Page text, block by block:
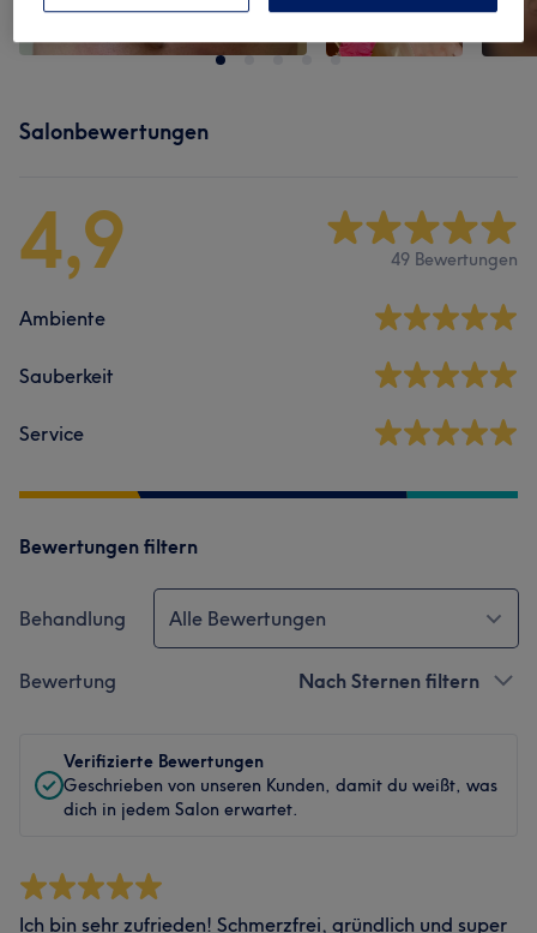
Salonbewertungen
4,9 49 Bewertungen
Ambiente
Sauberkeit
Service
Bewertungen filtern
Behandlung Alle Bewertungen
Bewertung Nach Sternen filtern
Verifizierte Bewertungen
Geschrieben von unseren Kunden, damit du weißt, was
dich in jedem Salon erwartet.
Ich bin sehr zufrieden! Schmerzfrei, gründlich und super